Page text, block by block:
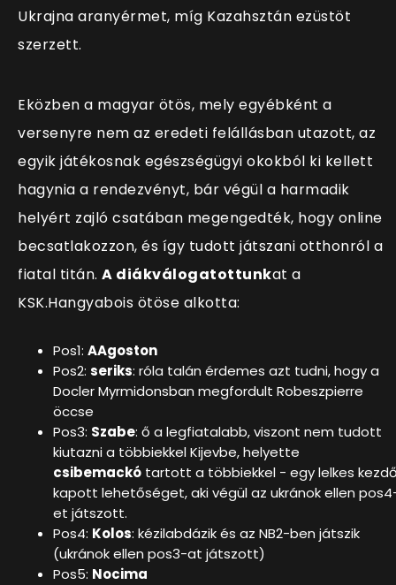
Ukrajna aranyérmet, míg Kazahsztán ezüstöt
szerzett.
Eközben a magyar ötös, mely egyébként a
versenyre nem az eredeti felállásban utazott, az
egyik játékosnak egészségügyi okokból ki kellett
hagynia a rendezvényt, bár végül a harmadik
helyért zajló csatában megengedték, hogy online
becsatlakozzon, és így tudott játszani otthonról a
fiatal titán. A diákválogatottunkat a
KSK.Hangyabois ötöse alkotta:
Pos1: AAgoston
Pos2: seriks: róla talán érdemes azt tudni, hogy a
Docler Myrmidonsban megfordult Robeszpierre
öccse
Pos3: Szabe: ő a legfiatalabb, viszont nem tudott
kiutazni a többiekkel Kijevbe, helyette
csibemackó tartott a többiekkel - egy lelkes
kapott lehetőséget, aki végül az ukránok ellen
et játszott.
Pos4: Kolos: kézilabdázik és az NB2-ben játszik
(ukránok ellen pos3-at játszott)
Pos5: Nocima